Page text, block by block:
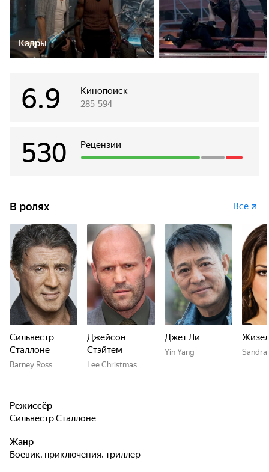
Кадры
Кинопоиск
6.9 285 594
Рецензии
530
В ролях Все
Сильвестр
Сталлоне
Barney Ross
Джейсон
Стэйтем
Lee Christmas
Джет Ли
Yin Yang Sandra
Режиссёр
Сильвестр Сталлоне
Жанр
боевик, приключения, триллер